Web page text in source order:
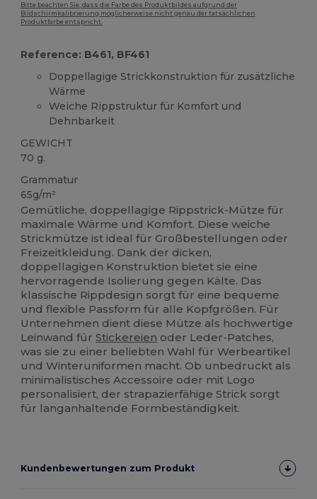
Bitte beachten Sie, dass die Farbe des Produktbildes aufgrund der
Bildschirmkalibrierung möglicherweise nicht genau der tatsächlichen
Produktfarbe entspricht.
Reference: B461, BF461
Doppellagige Strickkonstruktion für zusätzliche
Wärme
Weiche Rippstruktur für Komfort und
Dehnbarkeit
GEWICHT
70 g.
Grammatur
65g/m²
Gemütliche, doppellagige Rippstrick-Mütze für
maximale Wärme und Komfort. Diese weiche
Strickmütze ist ideal für Großbestellungen oder
Freizeitkleidung. Dank der dicken,
doppellagigen Konstruktion bietet sie eine
hervorragende Isolierung gegen Kälte. Das
klassische Rippdesign sorgt für eine bequeme
und flexible Passform für alle Kopfgrößen. Für
Unternehmen dient diese Mütze als hochwertige
Leinwand fürStickereien oder Leder-Patches,
was sie zu einer beliebten Wahl für Werbeartikel
und Winteruniformen macht. Ob unbedruckt als
minimalistisches Accessoire oder mit Logo
personalisiert, der strapazierfähige Strick sorgt
für langanhaltende Formbeständigkeit.
Kundenbewertungen zum Produkt